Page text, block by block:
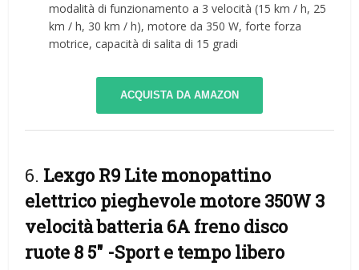
modalità di funzionamento a 3 velocità (15 km / h, 25
km / h, 30 km / h), motore da 350 W, forte forza
motrice, capacità di salita di 15 gradi
ACQUISTA DA AMAZON
6. Lexgo R9 Lite monopattino
elettrico pieghevole motore 350W 3
velocità batteria 6A freno disco
ruote 8 5″ -Sport e tempo libero